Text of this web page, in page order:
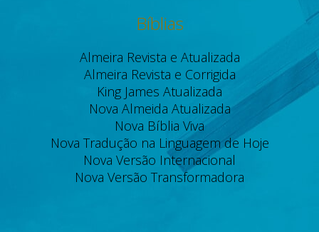
Bíblias
Almeira Revista e Atualizada
Almeira Revista e Corrigida
King James Atualizada
Nova Almeida Atualizada
Nova Bíblia Viva
Nova Tradução na Linguagem de Hoje
Nova Versão Internacional
Nova Versão Transformadora